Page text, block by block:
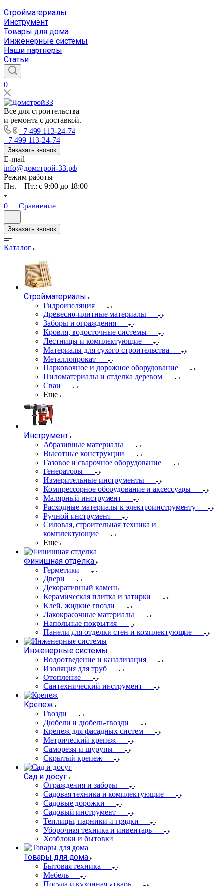
Стройматериалы
Инструмент
Товары для дома
Инженерные системы
Наши партнеры
Статьи
0
Все для строительства
и ремонта с доставкой.
+7 499 113-24-74
+7 499 113-24-74
Заказать звонок
E-mail
info@домстрой-33.рф
Режим работы
Пн. – Пт.: с 9:00 до 18:00
0 Сравнение
Заказать звонок
Каталог
Стройматериалы
Гидроизоляция
Древесно-плитные материалы
Заборы и ограждения
Кровля, водосточные системы
Лестницы и комплектующие
Материалы для сухого строительства
Металлопрокат
Парковочное и дорожное оборудование
Пиломатериалы и отделка деревом
Сваи
Еще
Инструмент
Абразивные материалы
Высотные конструкции
Газовое и сварочное оборудование
Генераторы
Измерительные инструменты
Компрессорное оборудование и аксессуары
Малярный инструмент
Расходные материалы к электроинструменту
Ручной инструмент
Силовая, строительная техника и
комплектующие
Еще
Финишная отделка
Герметики
Двери
Декоративный камень
Керамическая плитка и затирки
Клей, жидкие гвозди
Лакокрасочные материалы
Напольные покрытия
Панели для отделки стен и комплектующие
Инженерные системы
Водоотведение и канализация
Изоляция для труб
Отопление
Сантехнический инструмент
Крепеж
Гвозди
Дюбели и дюбель-гвозди
Крепеж для фасадных систем
Метрический крепеж
Саморезы и шурупы
Скрытый крепеж
Сад и досуг
Ограждения и заборы
Садовая техника и комплектующие
Садовые дорожки
Садовый инструмент
Теплицы, парники и грядки
Уборочная техника и инвентарь
Хозблоки и бытовки
Товары для дома
Бытовая техника
Мебель
Посуда и кухонная утварь